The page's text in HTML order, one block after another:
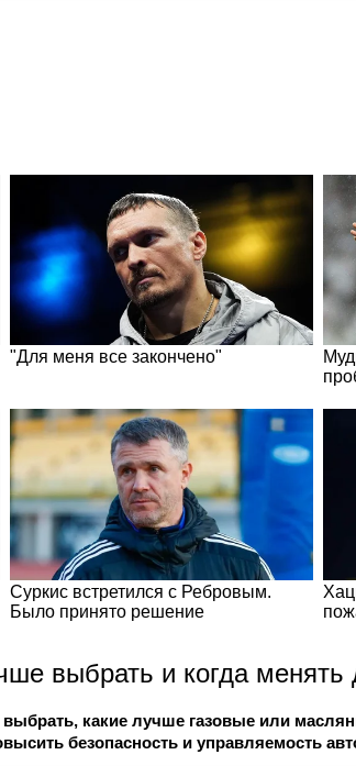
выбрать и когда менять
какие лучше газовые или
безопасность и управляемость